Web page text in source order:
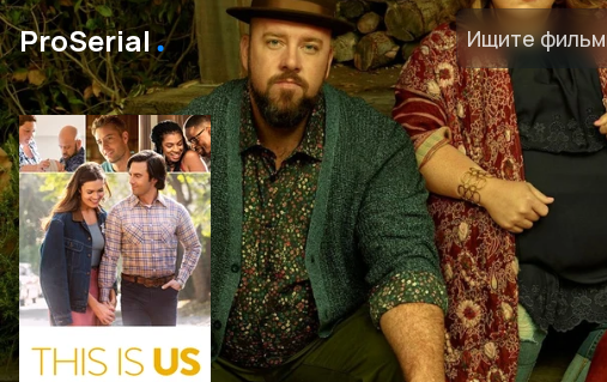
ProSerial․